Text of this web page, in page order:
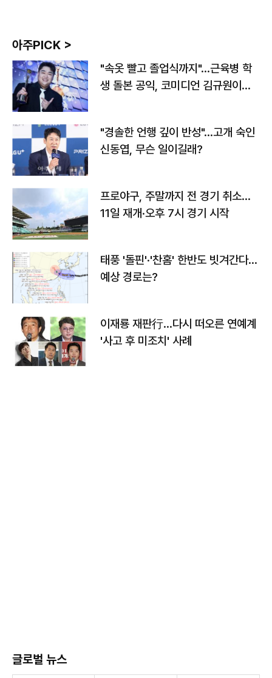
아주PICK >
"속옷 빨고 졸업식까지"…근육병 학
생 돌본 공익, 코미디언 김규원이었
"경솔한 언행 깊이 반성"…고개 숙인
신동엽, 무슨 일이길래?
프로야구, 주말까지 전 경기 취소…
11일 재개·오후 7시 경기 시작
태풍 '돌핀'·'찬홈' 한반도 빗겨간다…
예상 경로는?
이재룡 재판行…다시 떠오른 연예계
'사고 후 미조치' 사례
글로벌 뉴스